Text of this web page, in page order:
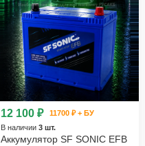
12 100 ₽
11700 ₽ + БУ
В наличии 3 шт.
Аккумулятор SF SONIC EFB